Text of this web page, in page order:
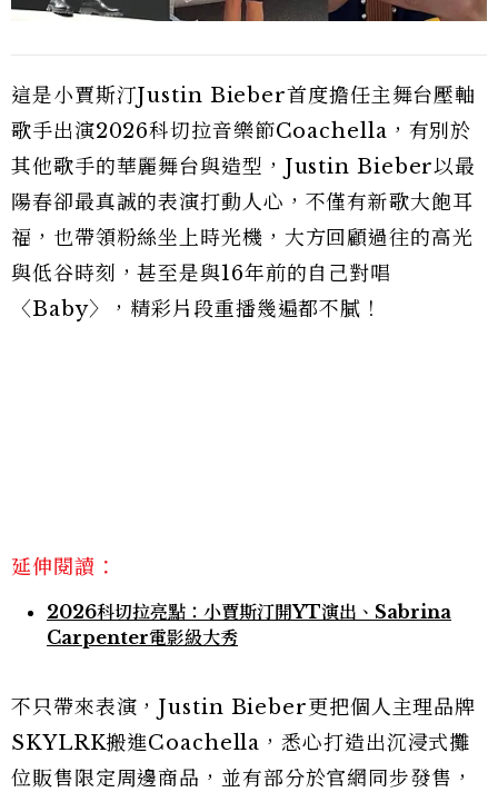
這是小賈斯汀Justin Bieber首度擔任主舞台壓軸
歌手出演2026科切拉音樂節Coachella，有別於
其他歌手的華麗舞台與造型，Justin Bieber以最
陽春卻最真誠的表演打動人心，不僅有新歌大飽耳
福，也帶領粉絲坐上時光機，大方回顧過往的高光
與低谷時刻，甚至是與16年前的自己對唱
〈Baby〉，精彩片段重播幾遍都不膩！
延伸閱讀：
2026科切拉亮點：小賈斯汀開YT演出、Sabrina
Carpenter電影級大秀
不只帶來表演，Justin Bieber更把個人主理品牌
SKYLRK搬進Coachella，悉心打造出沉浸式攤
位販售限定周邊商品，並有部分於官網同步發售，